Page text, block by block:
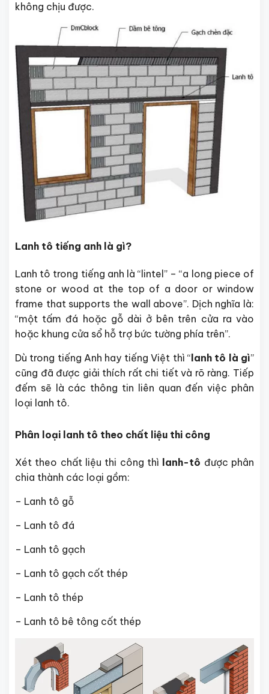
không chịu được.
Lanh tô tiếng anh là gì?
Lanh tô trong tiếng anh là “lintel” – “a long piece of
stone or wood at the top of a door or window
frame that supports the wall above”. Dịch nghĩa là:
“một tấm đá hoặc gỗ dài ở bên trên cửa ra vào
hoặc khung cửa sổ hỗ trợ bức tường phía trên”.
Dù trong tiếng Anh hay tiếng Việt thì “ lanh tô là gì”
cũng đã được giải thích rất chi tiết và rõ ràng. Tiếp
đếm sẽ là các thông tin liên quan đến việc phân
loại lanh tô.
Phân loại lanh tô theo chất liệu thi công
Xét theo chất liệu thi công thì lanh-tô được phân
chia thành các loại gồm:
– Lanh tô gỗ
– Lanh tô đá
– Lanh tô gạch
– Lanh tô gạch cốt thép
– Lanh tô thép
– Lanh tô bê tông cốt thép